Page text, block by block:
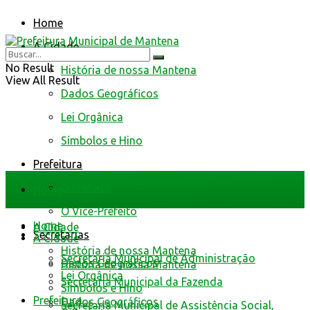
Home
A Cidade
História de nossa Mantena
Dados Geográficos
Lei Orgânica
Símbolos e Hino
Prefeitura
O Vice-Prefeito
Secretarias
Secretaria Municipal de Administração
Secretaria Municipal da Fazenda
Secretaria Municipal de Assistência Social,
No Result
View All Result
Home
A Cidade
História de nossa Mantena
Dados Geográficos
Home
A Cidade
História de nossa Mantena
Dados Geográficos
Lei Orgânica
Símbolos e Hino
Prefeitura